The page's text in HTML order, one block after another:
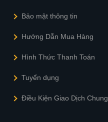
Bảo mật thông tin
Hướng Dẫn Mua Hàng
Hình Thức Thanh Toán
Tuyển dụng
Điều Kiện Giao Dịch Chung